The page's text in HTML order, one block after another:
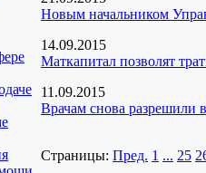
Новым начальником
14.09.2015
Маткапитал позволят
11.09.2015
Врачам снова разрешили
Страницы: Пред. 1 ... 25